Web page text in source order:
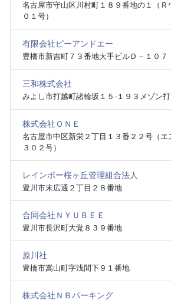
名古屋市守山区川村町１８９番地の１（Ｒ
０１号）
有限会社ピーアンドエー
豊橋市新吉町７３番地大手ビルＤ－１０７
三和株式会社
みよし市打越町諸輪坂１５‐１９３メゾン
株式会社ＯＮＥ
名古屋市中区新栄２丁目１３番２２号（エ
３０２号）
レインボー桜ヶ丘管理組合法人
豊川市末広通２丁目２８番地
合同会社ＮＹＵＢＥＥ
豊川市長沢町大覚８３９番地
原川社
豊橋市嵩山町字浅間下９１番地
株式会社ＮＢパーキング